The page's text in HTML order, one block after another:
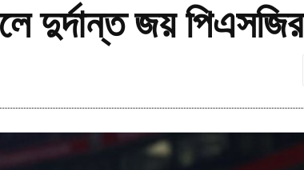
দুর্দান্ত জয় পিএসজির